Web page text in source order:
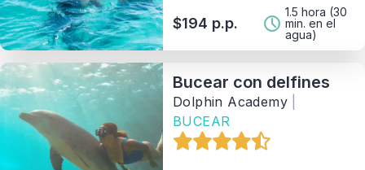
Provedor
Ordenar Por
3 Matching Properties
Show Results
$194 p.p.
1.5 hora (30
min. en el
agua)
Bucear con delfines
Dolphin Academy
BUCEAR